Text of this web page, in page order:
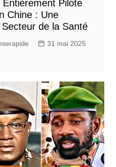
Pilote
Chine : Une
de la Santé
31 mai 2025